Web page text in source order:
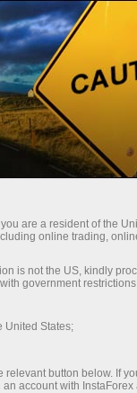
are a resident of the
online trading,
is not the US, kindly
government
United States;
button below. If
account with InstaForex